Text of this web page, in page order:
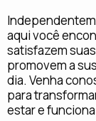
aqui você
satisfazem
promovem a
dia. Venha
para
estar e